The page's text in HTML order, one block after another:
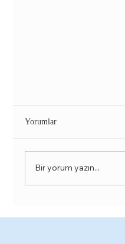
Yorumlar
Bir yorum yazın...